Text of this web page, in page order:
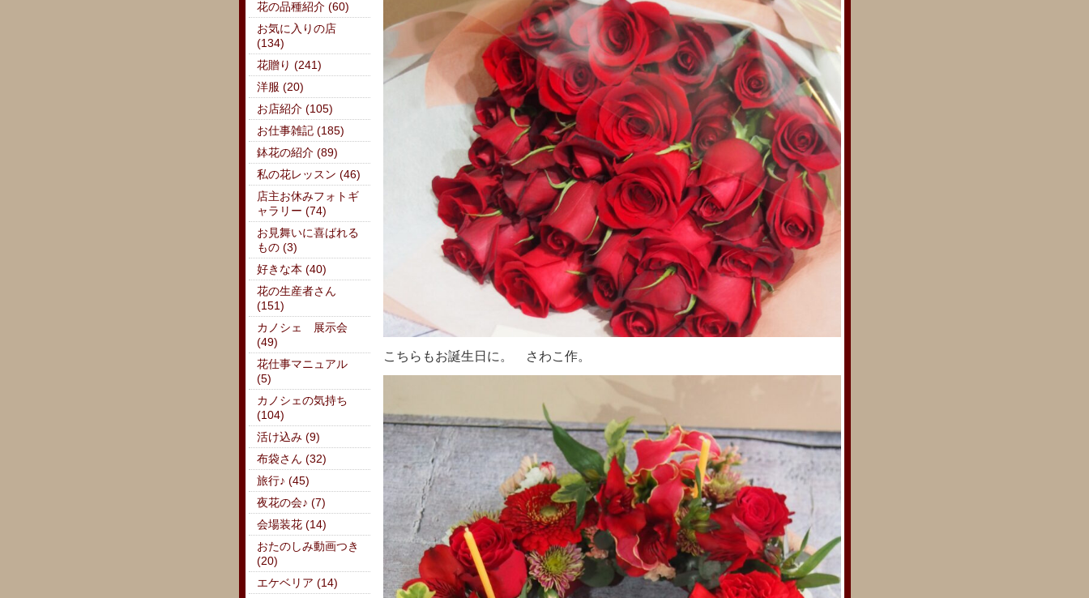
こちらもお誕生日に。 さわこ作。
花の品種紹介 (60)
お気に入りの店
(134)
花贈り (241)
洋服 (20)
お店紹介 (105)
お仕事雑記 (185)
鉢花の紹介 (89)
私の花レッスン (46)
店主お休みフォトギ
ャラリー (74)
お見舞いに喜ばれる
もの (3)
好きな本 (40)
花の生産者さん
(151)
カノシェ 展示会
(49)
花仕事マニュアル
(5)
カノシェの気持ち
(104)
活け込み (9)
布袋さん (32)
旅行♪ (45)
夜花の会♪ (7)
会場装花 (14)
おたのしみ動画つき
(20)
エケベリア (14)